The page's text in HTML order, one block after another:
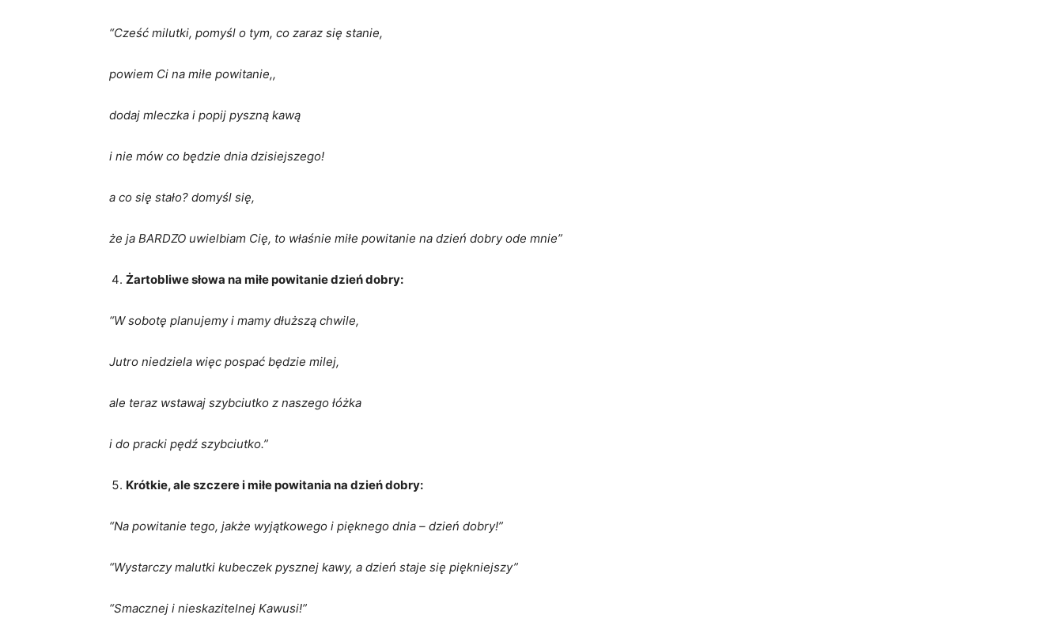
“Cześć milutki, pomyśl o tym, co zaraz się stanie,
powiem Ci na miłe powitanie,,
dodaj mleczka i popij pyszną kawą
i nie mów co będzie dnia dzisiejszego!
a co się stało? domyśl się,
że ja BARDZO uwielbiam Cię, to właśnie miłe powitanie na dzień dobry ode mnie”
Żartobliwe słowa na miłe powitanie dzień dobry:
“W sobotę planujemy i mamy dłuższą chwile,
Jutro niedziela więc pospać będzie milej,
ale teraz wstawaj szybciutko z naszego łóżka
i do pracki pędź szybciutko.”
Krótkie, ale szczere i miłe powitania na dzień dobry:
“Na powitanie tego, jakże wyjątkowego i pięknego dnia – dzień dobry!”
“Wystarczy malutki kubeczek pysznej kawy, a dzień staje się piękniejszy”
“Smacznej i nieskazitelnej Kawusi!”